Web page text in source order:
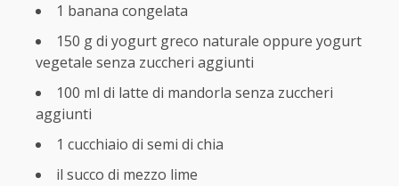
1 banana congelata
150 g di yogurt greco naturale oppure yogurt
vegetale senza zuccheri aggiunti
100 ml di latte di mandorla senza zuccheri
aggiunti
1 cucchiaio di semi di chia
il succo di mezzo lime